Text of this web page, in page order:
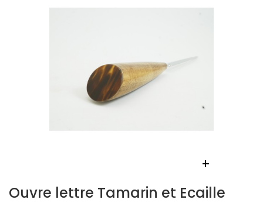
+
Ouvre lettre Tamarin et Ecaille